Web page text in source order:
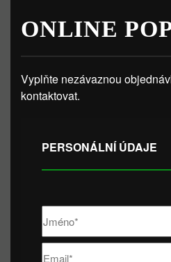
ONLINE
Vyplňte nezávaznou
kontaktovat.
PERSONÁLNÍ ÚDAJE